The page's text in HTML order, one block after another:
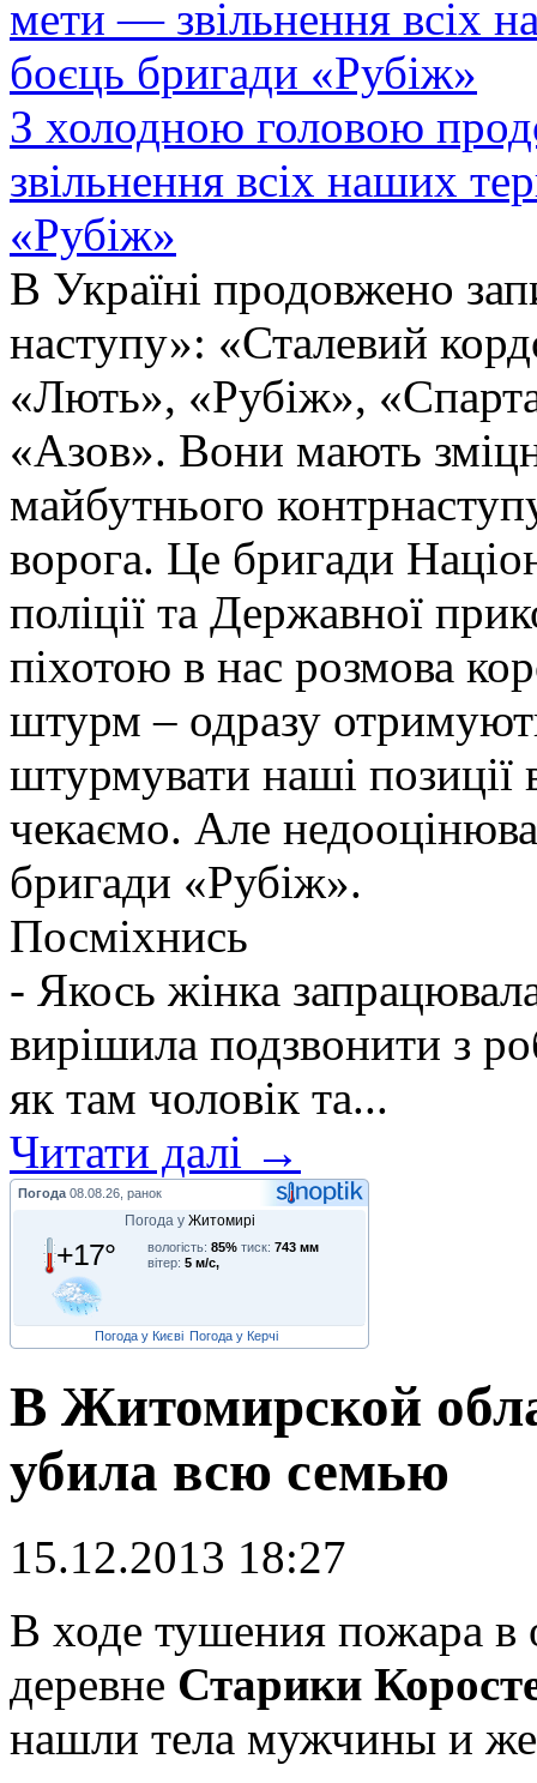
З холодною головою
звільнення всіх наших
«Рубіж»
В Україні продовжено
наступу»: «Сталевий
«Лють», «Рубіж»,
«Азов». Вони мають
майбутнього
ворога. Це бригади
поліції та Державної
піхотою в нас розмова
штурм – одразу
штурмувати наші позиції
чекаємо. Але
бригади «Рубіж».
Посміхнись
- Якось жінка
вирішила подзвонити з
як там чоловік та...
Читати далі →
Погода 08.08.26, ранок
Погода у Житомирі
+17° вологість: 85% тиск: 743 мм
вітер: 5 м/с,
Погода у Києві Погода у Керчі
В Житомирской
убила всю семью
15.12.2013 18:27
В ходе тушения пожара
деревне Старики
нашли тела мужчины и